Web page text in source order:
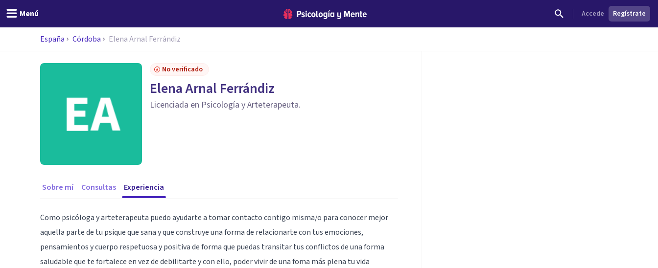
Menú Accede Regístrate
España Córdoba Elena Arnal Ferrándiz
No verificado
Elena Arnal Ferrándiz
Licenciada en Psicología y Arteterapeuta.
Sobre mí Consultas Experiencia
Como psicóloga y arteterapeuta puedo ayudarte a tomar contacto contigo misma/o para conocer mejor
aquella parte de tu psique que sana y que construye una forma de relacionarte con tus emociones,
pensamientos y cuerpo respetuosa y positiva de forma que puedas transitar tus conflictos de una forma
saludable que te fortalece en vez de debilitarte y con ello, poder vivir de una foma más plena tu vida